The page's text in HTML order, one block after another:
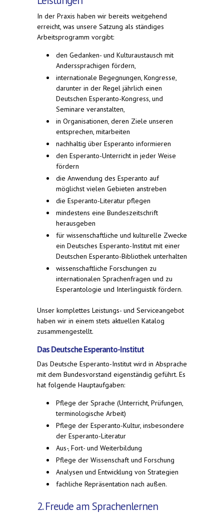
In der Praxis haben wir bereits weitgehend
erreicht, was unsere Satzung als ständiges
Arbeitsprogramm vorgibt:
den Gedanken- und Kulturaustausch mit
Anderssprachigen fördern,
internationale Begegnungen, Kongresse,
darunter in der Regel jährlich einen
Deutschen Esperanto-Kongress, und
Seminare veranstalten,
in Organisationen, deren Ziele unseren
entsprechen, mitarbeiten
nachhaltig über Esperanto informieren
den Esperanto-Unterricht in jeder Weise
fördern
die Anwendung des Esperanto auf
möglichst vielen Gebieten anstreben
die Esperanto-Literatur pflegen
mindestens eine Bundeszeitschrift
herausgeben
für wissenschaftliche und kulturelle Zwecke
ein Deutsches Esperanto-Institut mit einer
Deutschen Esperanto-Bibliothek unterhalten
wissenschaftliche Forschungen zu
internationalen Sprachenfragen und zu
Esperantologie und Interlinguistik fördern.
Unser komplettes Leistungs- und Serviceangebot
haben wir in einem stets aktuellen Katalog
zusammengestellt.
Das Deutsche Esperanto-Institut
Das Deutsche Esperanto-Institut wird in Absprache
mit dem Bundesvorstand eigenständig geführt. Es
hat folgende Hauptaufgaben:
Pflege der Sprache (Unterricht, Prüfungen,
terminologische Arbeit)
Pflege der Esperanto-Kultur, insbesondere
der Esperanto-Literatur
Aus-, Fort- und Weiterbildung
Pflege der Wissenschaft und Forschung
Analysen und Entwicklung von Strategien
fachliche Repräsentation nach außen.
2. Freude am Sprachenlernen